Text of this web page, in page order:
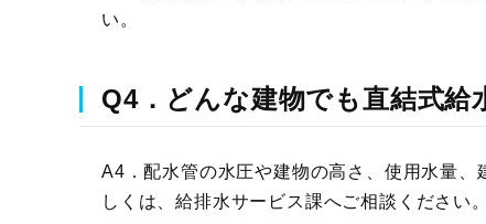
い。
Q4．どんな建物でも直結式
A4．配水管の水圧や建物の高さ、使用水量
しくは、給排水サービス課へご相談ください。